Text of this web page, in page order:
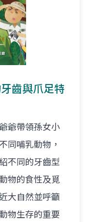
齒與爪足特
爺帶領孫女小
同哺乳動物，
不同的牙齒型
物的食性及覓
大自然並呼籲
物生存的重要